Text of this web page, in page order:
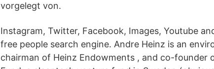
vorgelegt von.
Instagram, Twitter, Facebook, Images, Youtube
free people search engine. Andre Heinz is an
chairman of Heinz Endowments , and co-founder